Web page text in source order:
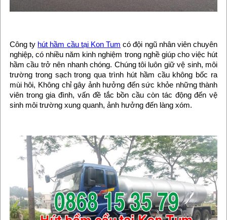
Công ty hút hầm cầu tại Kon Tum có đội ngũ nhân viên chuyên
nghiệp, có nhiều năm kinh nghiệm trong nghề giúp cho việc hút
hầm cầu trở nên nhanh chóng. Chúng tôi luôn giữ vệ sinh, môi
trường trong sạch trong qua trình hút hầm cầu không bốc ra
mùi hôi, Không chỉ gây ảnh hưởng đến sức khỏe những thành
viên trong gia đình, vấn đề tắc bồn cầu còn tác động đến vệ
sinh môi trường xung quanh, ảnh hưởng đến làng xóm.